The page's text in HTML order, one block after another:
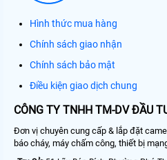
Hình thức mua hàng
Chính sách giao nhận
Chính sách bảo mật
Điều kiện giao dịch chung
CÔNG TY TNHH TM-DV ĐẦU
Đơn vị chuyên cung cấp & lắp đặt
báo cháy, máy chấm công, thiết bị